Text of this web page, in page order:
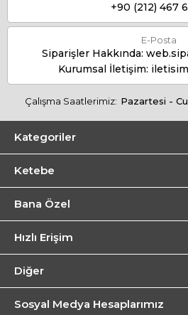
+90 (212) 467
E-Posta
Siparişler Hakkında:
Kurumsal İletişim:
Çalışma Saatlerimiz: Pazartesi -
Kategoriler
Ketebe
Bana Özel
Hızlı Erişim
Diğer
Sosyal Medya Hesaplarımız